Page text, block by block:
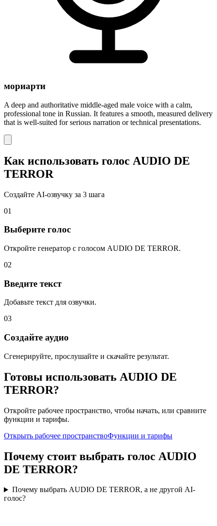
мориарти
A deep and authoritative middle-aged male voice with a calm,
professional tone in Russian. It features a smooth, measured delivery
that is well-suited for serious narration or technical presentations.
Как использовать голос AUDIO DE
TERROR
Создайте AI-озвучку за 3 шага
01
Выберите голос
Откройте генератор с голосом AUDIO DE TERROR.
02
Введите текст
Добавьте текст для озвучки.
03
Создайте аудио
Сгенерируйте, прослушайте и скачайте результат.
Готовы использовать AUDIO DE
TERROR?
Откройте рабочее пространство, чтобы начать, или сравните
функции и тарифы.
Открыть рабочее пространствоФункции и тарифы
Почему стоит выбрать голос AUDIO
DE TERROR?
Почему выбрать AUDIO DE TERROR, а не другой AI-
голос?